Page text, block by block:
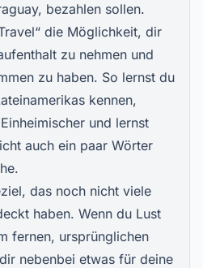
bezahlen sollen.
die Möglichkeit, dir
zu nehmen und
zu haben. So lernst du
kennen,
und lernst
auch ein paar Wörter
das noch nicht viele
haben. Wenn du Lust
fernen, ursprünglichen
nebenbei etwas für deine